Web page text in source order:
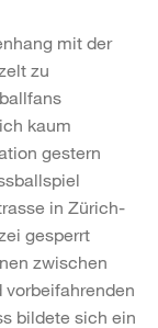
mit der
zu
kaum
gestern
in Zürich-
gesperrt
zwischen
bildete sich ein